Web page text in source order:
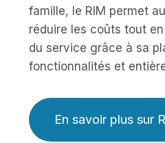
famille, le RIM permet
réduire les coûts tout
du service grâce à sa
fonctionnalités et
En savoir plus sur